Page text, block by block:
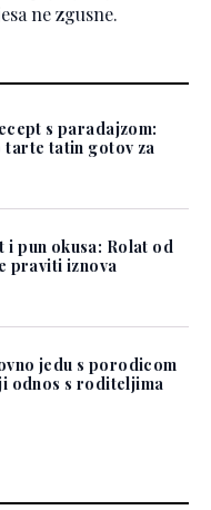
ne zgusne.
s paradajzom:
tarte tatin gotov za
i pun okusa: Rolat od
praviti iznova
jedu s porodicom
odnos s roditeljima